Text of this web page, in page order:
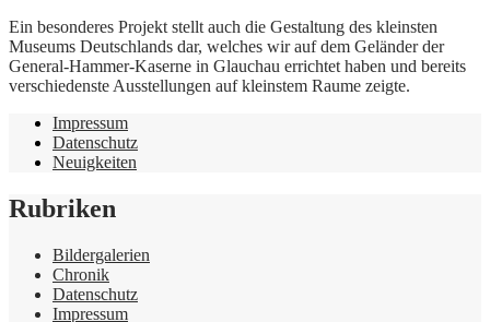
Ein besonderes Projekt stellt auch die Gestaltung des kleinsten
Museums Deutschlands dar, welches wir auf dem Geländer der
General-Hammer-Kaserne in Glauchau errichtet haben und bereits
verschiedenste Ausstellungen auf kleinstem Raume zeigte.
Impressum
Datenschutz
Neuigkeiten
Rubriken
Bildergalerien
Chronik
Datenschutz
Impressum